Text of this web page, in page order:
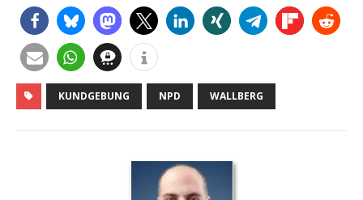
KUNDGEBUNG NPD WALLBERG